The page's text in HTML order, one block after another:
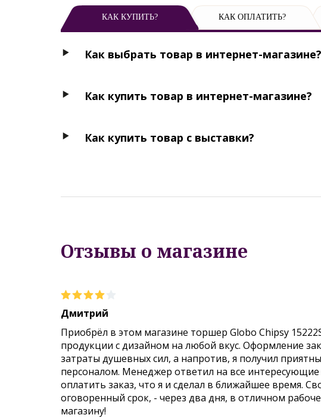
КАК КУПИТЬ? КАК ОПЛАТИТЬ?
Как выбрать товар в интернет-магазине?
Как купить товар в интернет-магазине?
Как купить товар с выставки?
Отзывы о магазине
Дмитрий
Приобрёл в этом магазине торшер Globo Chipsy
продукции с дизайном на любой вкус. Оформление
затраты душевных сил, а напротив, я получил
персоналом. Менеджер ответил на все
оплатить заказ, что я и сделал в ближайшее время.
оговоренный срок, - через два дня, в отличном
магазину!